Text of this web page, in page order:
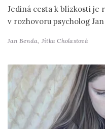
Jediná cesta k blízkosti je
v rozhovoru psycholog
Jan Benda, Jitka Cholastová